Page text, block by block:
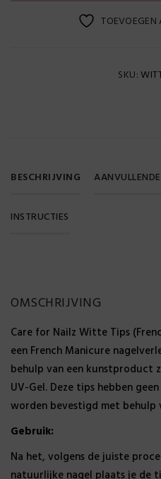
TOEVOEGEN
SKU:
BESCHRIJVING
INSTRUCTIES
OMSCHRIJVING
Care for Nailz Witte Tips
een French Manicure
behulp van een kunstproduct
UV-Gel. Deze tips hebben
worden bevestigd met behulp
Gebruik:
Na het, volgens de juiste
SKU
stuks
Inhoud